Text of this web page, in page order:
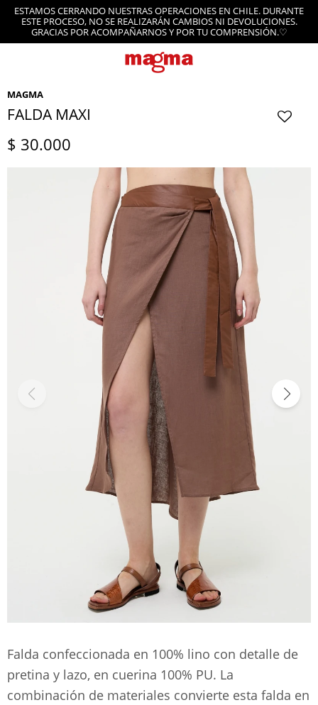
ESTAMOS CERRANDO NUESTRAS OPERACIONES EN CHILE. DURANTE
ESTE PROCESO, NO SE REALIZARÁN CAMBIOS NI DEVOLUCIONES.
GRACIAS POR ACOMPAÑARNOS Y POR TU COMPRENSIÓN.♡
MAGMA
FALDA MAXI
$ 30.000
Falda confeccionada en 100% lino con detalle de
pretina y lazo, en cuerina 100% PU. La
combinación de materiales convierte esta falda en